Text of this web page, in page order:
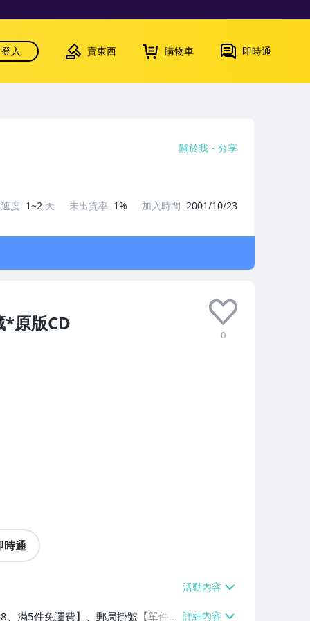
登入 賣東西 購物車 即時通
*原版CD
0
時通
、滿5件免運費】、郵局掛號【單件運
關於我 分享
度 1~2 天 未出貨率 1% 加入時間 2001/10/23